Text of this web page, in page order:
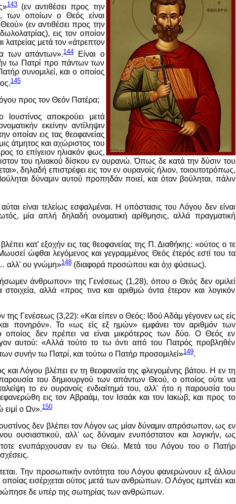
143 (εν αντιθέσει προς την
των οποίων ο Θεός είναι
(εν αντιθέσει προς την
εις τον οποίον
λατρείας μετά τον «άτρεπτον
των απάντων».144Είναι ο
τω Πατρί προ πάντων των
συνομιλεί, και ο οποίος
145
προς τον Θεόν Πατέρα;
Ιουστίνος αποκρούει μετά
εκείνην αντίληψιν
οποίαν εις τας θεοφανείας
άτμητος και αχώριστος του
το επίγειον ηλιακόν φως,
του ηλιακού δίσκου εν ουρανώ. Όπως δε κατά την δύσιν του
δηλαδή επιστρέφει εις τον εν ουρανοίς ήλιον, τοιουτοτρόπως,
δύναμιν αυτού προπηδάν ποιεί, και όταν βούληται, πάλιν
αύται είναι τελείως εσφαλμέναι. Η υπόστασις του Λόγου δεν είναι
μία απλή δηλαδή ονοματική αρίθμησις, αλλά πραγματική
κατ' εξοχήν εις τας θεοφανείας της Π. Διαθήκης: «ούτος ο τε
ώφθαι λεγόμενος και γεγραμμένος Θεός έτερός εστί του τα
αλλ' ου γνώμη»148(διαφορά προσώπου και όχι φύσεως).
άνθρωπον» της Γενέσεως (1,28), όπου ο Θεός δεν ομιλεί
αλλά «προς τινα και αριθμώ όντα έτερον και λογικόν
της Γενέσεως (3,22): «Και είπεν ο Θεός: Ιδού Αδάμ γέγονεν ως είς
πονηρόν». Το «ως είς εξ ημών» εμφάνει τον αριθμόν των
δεν πρέπει να είναι μικρότερος των δύο. Ο Θεός εν
αυτού: «Αλλά τούτο το τω όντι από του Πατρός προβληθέν
συνήν τω Πατρί, και τούτω ο Πατήρ προσομιλεί»149.
και Λόγου βλέπει εν τη θεοφανεία της φλεγομένης βάτου. Η εν τη
του δημιουργού των απάντων Θεού, ο οποίος ούτε να
το εν ουρανοίς ενδιαίτημά του, αλλ' ήτο η παρουσία του
εις τον Αβραάμ, τον Ισαάκ και τον Ιακώβ, και προς το
ειμί ο Ων».150
δεν βλέπει τον Λόγον ως μίαν δύναμιν απρόσωπον, ως εν
ουσιαστικού, αλλ' ως δύναμιν ενυπόστατον και λογικήν, ως
ενυπάρχουσαν εν τω Θεώ. Μετά του Λόγου του ο Πατήρ
Την προσωπικήν οντότητα του Λόγου φανερώνουν εξ άλλου
οποίας εισέρχεται ούτος μετά των ανθρώπων. Ο Λόγος εμπνέει και
δε υπέρ της σωτηρίας των ανθρώπων.